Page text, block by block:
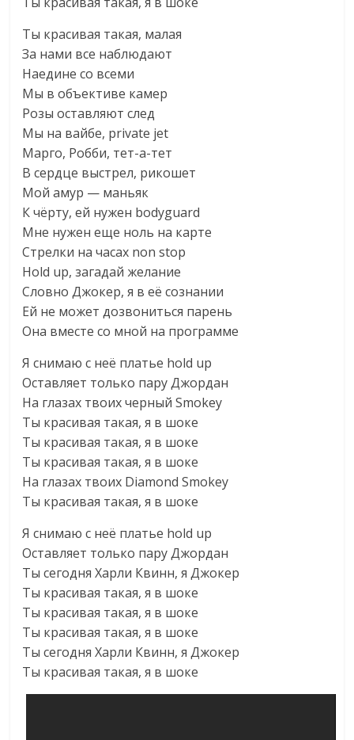
Ты красивая такая, малая
За нами все наблюдают
Наедине со всеми
Мы в объективе камер
Розы оставляют след
Мы на вайбе, private jet
Марго, Робби, тет-а-тет
В сердце выстрел, рикошет
Мой амур — маньяк
К чёрту, ей нужен bodyguard
Мне нужен еще ноль на карте
Стрелки на часах non stop
Hold up, загадай желание
Словно Джокер, я в её сознании
Ей не может дозвониться парень
Она вместе со мной на программе
Я снимаю с неё платье hold up
Оставляет только пару Джордан
На глазах твоих черный Smokey
Ты красивая такая, я в шоке
Ты красивая такая, я в шоке
Ты красивая такая, я в шоке
На глазах твоих Diamond Smokey
Ты красивая такая, я в шоке
Я снимаю с неё платье hold up
Оставляет только пару Джордан
Ты сегодня Харли Квинн, я Джокер
Ты красивая такая, я в шоке
Ты красивая такая, я в шоке
Ты красивая такая, я в шоке
Ты сегодня Харли Квинн, я Джокер
Ты красивая такая, я в шоке